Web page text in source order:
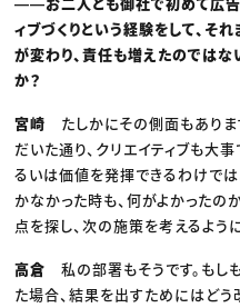
ィブづくりという経験をして、そ
が変わり、責任も増えたのでは
か？
宮崎 たしかにその側面もあり
だいた通り、クリエイティブも大
るいは価値を発揮できるわけでは
かなかった時も、何がよかったの
点を探し、次の施策を考えるよう
高倉私の部署もそうです。もし
た場合、結果を出すためにはど